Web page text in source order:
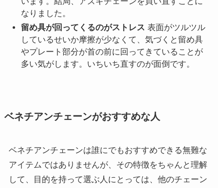
なりました。
留め具が回ってくるのがストレス 表面がツルツル
しているせいか摩擦が少なくて、気づくと留め具
やプレート部分が首の前に回ってきていることが
多い気がします。いちいち直すのが面倒です。
ベネチアンチェーンがおすすめな人
ベネチアンチェーンは誰にでもおすすめできる無難な
アイテムではありませんが、その特徴をちゃんと理解
して、目的を持って選ぶ人にとっては、他のチェーン